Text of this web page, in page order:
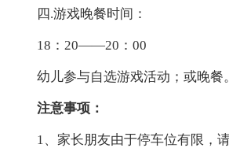
四.游戏晚餐时间：
18：20——20：00
幼儿参与自选游戏活动；或晚餐。
注意事项：
1、家长朋友由于停车位有限，请